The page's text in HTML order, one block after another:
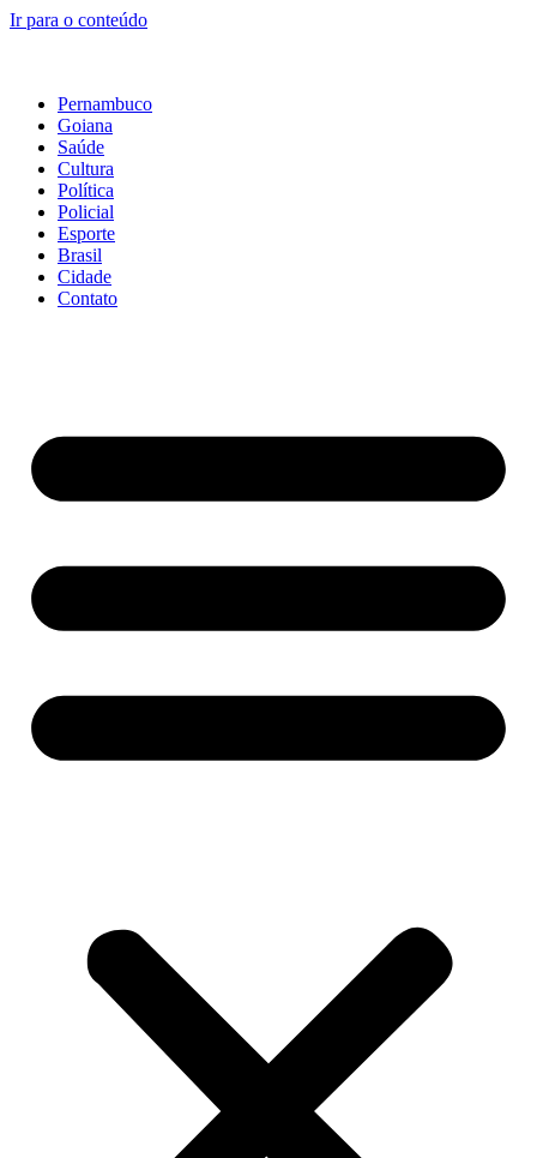
Ir para o conteúdo
Pernambuco
Goiana
Saúde
Cultura
Política
Policial
Esporte
Brasil
Cidade
Contato